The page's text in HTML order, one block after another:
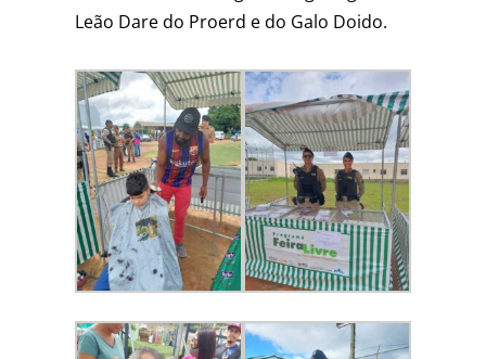
Leão Dare do Proerd e do Galo Doido.